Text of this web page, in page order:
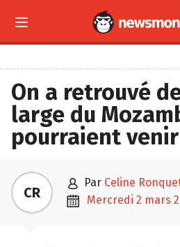

On a retrouvé
large du
pourraient
CR  par Celine
 mercredi 2 mars